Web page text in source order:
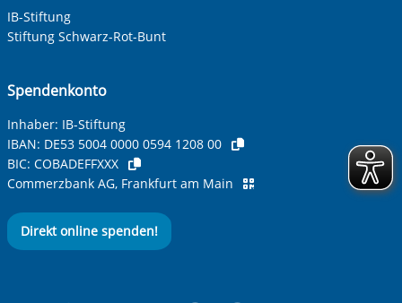
IB-Stiftung
Stiftung Schwarz-Rot-Bunt
Spendenkonto
Inhaber: IB-Stiftung
IBAN: DE53 5004 0000 0594 1208 00
BIC: COBADEFFXXX
Commerzbank AG, Frankfurt am Main
Direkt online spenden!